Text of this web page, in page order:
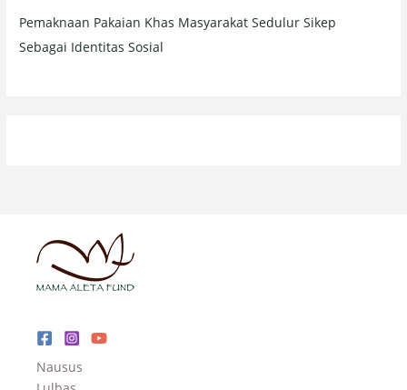
Pemaknaan Pakaian Khas Masyarakat Sedulur Sikep
Sebagai Identitas Sosial
Nausus